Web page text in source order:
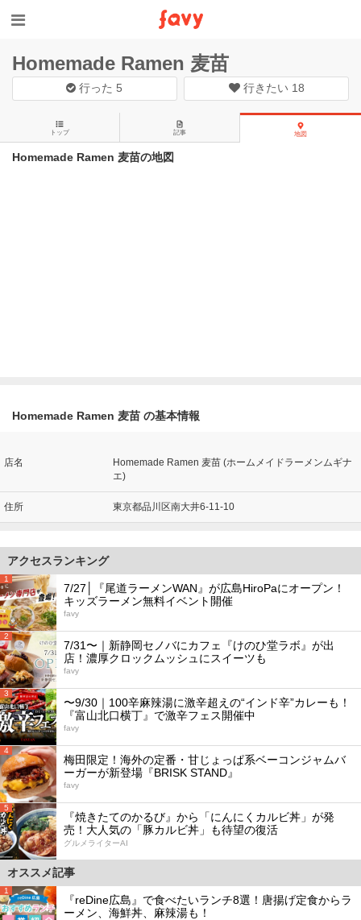
Homemade Ramen 麦苗
行った 5 行きたい 18
トップ 記事 地図
Homemade Ramen 麦苗の地図
Homemade Ramen 麦苗 の基本情報
店名
Homemade Ramen 麦苗 (ホームメイドラーメンムギナ
エ)
住所 東京都品川区南大井6-11-10
アクセスランキング
1
7/27│『尾道ラーメンWAN』が広島HiroPaにオープン！
キッズラーメン無料イベント開催
favy
2
7/31〜｜新静岡セノバにカフェ『けのひ堂ラボ』が出
店！濃厚クロックムッシュにスイーツも
favy
3
〜9/30｜100辛麻辣湯に激辛超えの“インド辛”カレーも！
『富山北口横丁』で激辛フェス開催中
favy
4
梅田限定！海外の定番・甘じょっぱ系ベーコンジャムバ
ーガーが新登場『BRISK STAND』
favy
5
『焼きたてのかるび』から「にんにくカルビ丼」が発
売！大人気の「豚カルビ丼」も待望の復活
グルメライターAI
オススメ記事
1
『reDine広島』で食べたいランチ8選！唐揚げ定食からラ
ーメン、海鮮丼、麻辣湯も！